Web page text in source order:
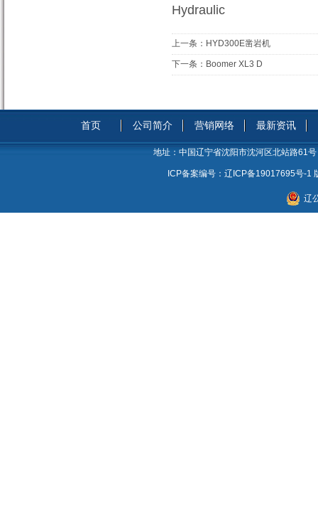
Hydraulic
上一条： HYD300E凿岩机
下一条： Boomer XL3 D
首页 公司简介 营销网络 最新资讯
地址： 中国辽宁省沈阳市沈河区北站路61号
ICP备案编号： 辽ICP备19017695号-1
辽